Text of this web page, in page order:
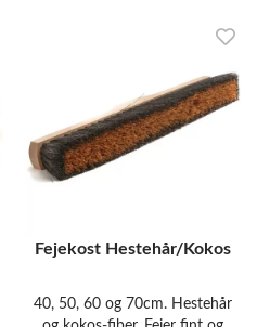
Fejekost Hestehår/Kokos
40, 50, 60 og 70cm. Hestehår